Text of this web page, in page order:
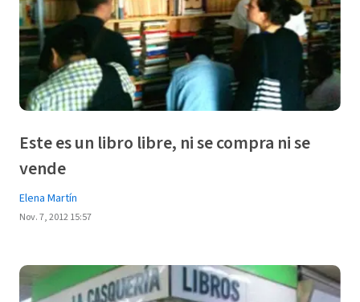
Este es un libro libre, ni se compra ni se
vende
Elena Martín
Nov. 7, 2012 15:57